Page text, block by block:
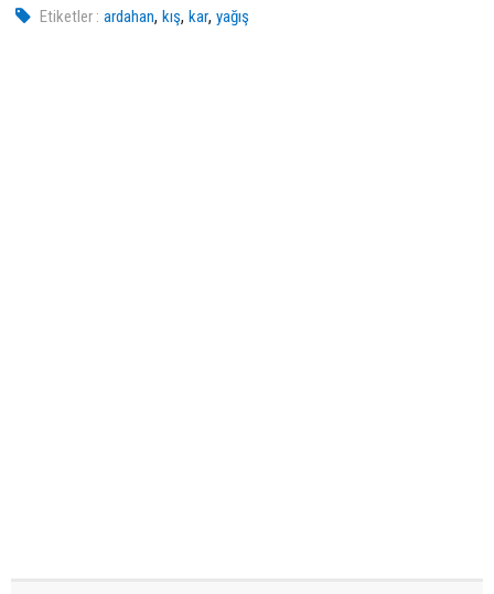
Etiketler : ardahan,kış,kar,yağış